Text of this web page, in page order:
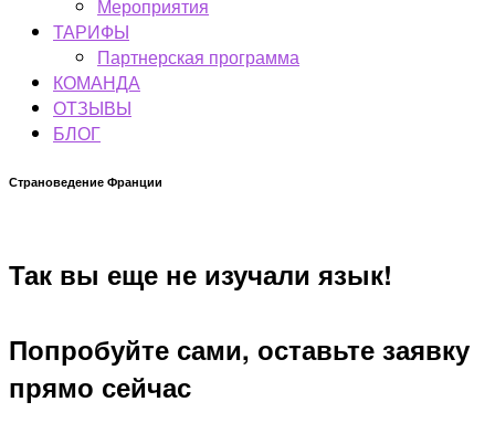
Мероприятия
ТАРИФЫ
Партнерская программа
КОМАНДА
ОТЗЫВЫ
БЛОГ
Страноведение Франции
Так вы еще не изучали язык!
Попробуйте сами, оставьте заявку
прямо сейчас